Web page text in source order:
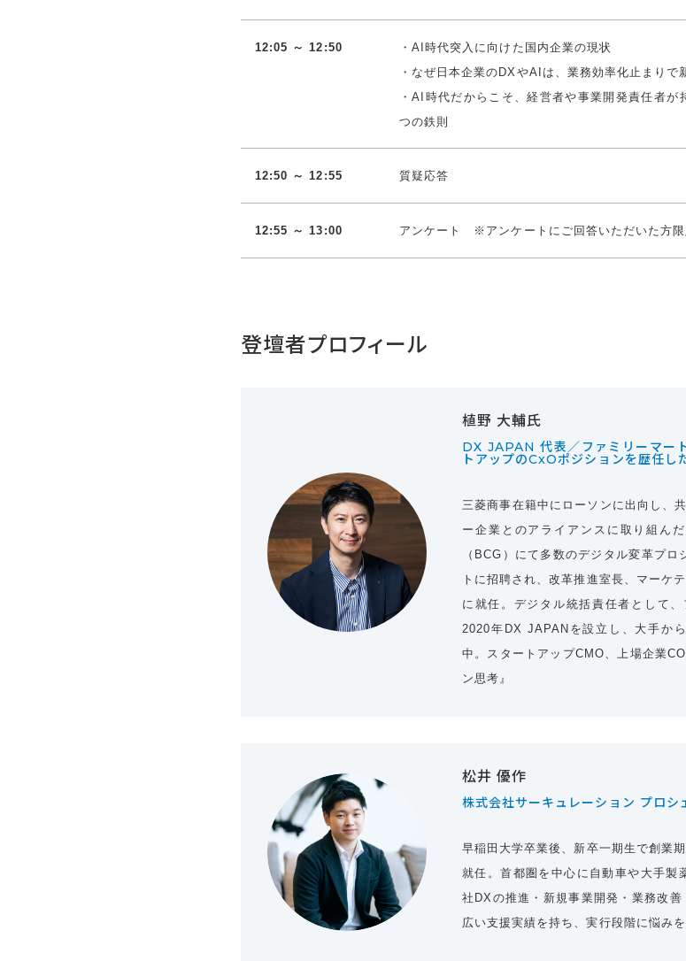
12:05 ～ 12:50
・AI時代突入に向けた国内企業の現状
・なぜ日本企業のDXやAIは、業務効率化止まりで
・AI時代だからこそ、経営者や事業開発責任者
つの鉄則
12:50 ～ 12:55 質疑応答
12:55 ～ 13:00 アンケート ※アンケートにご回答いただいた方限
登壇者プロフィール
植野 大輔氏
DX JAPAN 代表／ファミリーマー
トアップのCxOポジションを歴任し
三菱商事在籍中にローソンに出向し、
ー企業とのアライアンスに取り組ん
（BCG）にて多数のデジタル変革プ
トに招聘され、改革推進室長、マーケ
に就任。デジタル統括責任者として
2020年DX JAPANを設立し、大手か
中。スタートアップCMO、上場企業
ン思考』
松井 優作
株式会社サーキュレーション プロ
早稲田大学卒業後、新卒一期生で創業
就任。首都圏を中心に自動車や大手製
社DXの推進・新規事業開発・業務改
広い支援実績を持ち、実行段階に悩み